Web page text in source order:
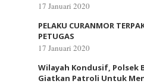
17 Januari 2020
PELAKU CURANMOR
PETUGAS
17 Januari 2020
Wilayah Kondusif, Polsek
Giatkan Patroli Untuk